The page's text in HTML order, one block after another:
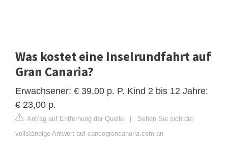
Was kostet eine Inselrundfahrt auf
Gran Canaria?
Erwachsener: € 39,00 p. P. Kind 2 bis 12 Jahre:
€ 23,00 p.
Antrag auf Entfernung der Quelle | Sehen Sie sich die
vollständige Antwort auf cancograncanaria.com an